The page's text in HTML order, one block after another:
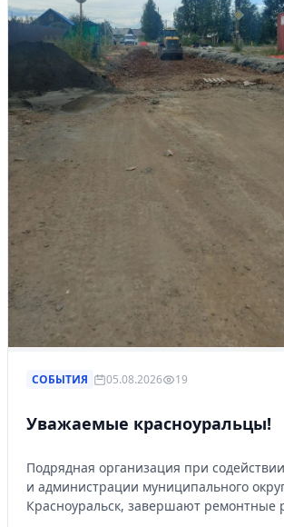
СОБЫТИЯ 05.08.2026 19
Уважаемые красноуральцы!
Подрядная организация при
и администрации муниципального
Красноуральск, завершают ремонтные